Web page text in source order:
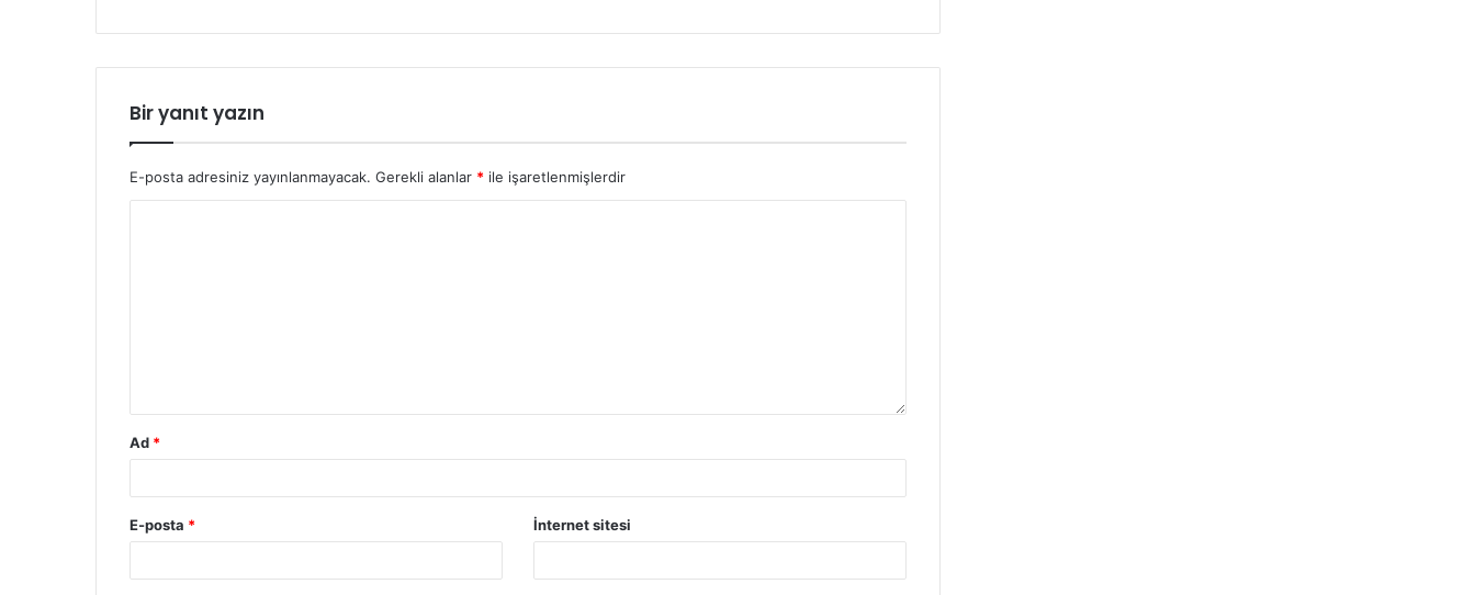
Bir yanıt yazın
E-posta adresiniz yayınlanmayacak. Gerekli alanlar * ile işaretlenmişlerdir
Ad *
E-posta * İnternet sitesi